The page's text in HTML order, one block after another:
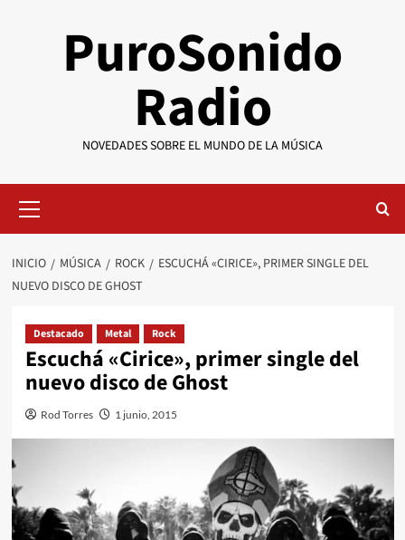
PuroSonido
Radio
NOVEDADES SOBRE EL MUNDO DE LA MÚSICA
primario
INICIO MÚSICA ROCK
ESCUCHÁ «CIRICE», PRIMER SINGLE DEL
NUEVO DISCO DE GHOST
Destacado Metal Rock
Escuchá «Cirice», primer single del
nuevo disco de Ghost
Rod Torres 1 junio, 2015